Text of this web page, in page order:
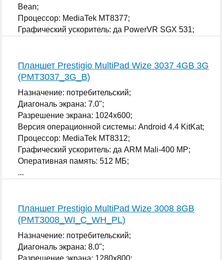
Bean;
Процессор: MediaTek MT8377;
Графический ускоритель: да PowerVR SGX 531;
Планшет Prestigio MultiPad Wize 3037 4GB 3G
(PMT3037_3G_B)
Назначение: потребительский;
Диагональ экрана: 7.0";
Разрешение экрана: 1024x600;
Версия операционной системы: Android 4.4 KitKat;
Процессор: MediaTek MT8312;
Графический ускоритель: да ARM Mali-400 MP;
Оперативная память: 512 МБ;
...
Планшет Prestigio MultiPad Wize 3008 8GB
(PMT3008_WI_C_WH_PL)
Назначение: потребительский;
Диагональ экрана: 8.0";
Разрешение экрана: 1280x800;